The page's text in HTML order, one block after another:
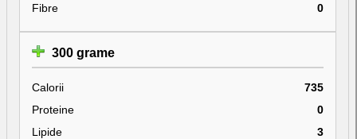
Fibre
0
300 grame
Calorii
735
Proteine
0
Lipide
3